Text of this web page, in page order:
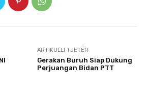
ARTIKULLI TJETËR
Gerakan Buruh Siap Dukung
Perjuangan Bidan PTT